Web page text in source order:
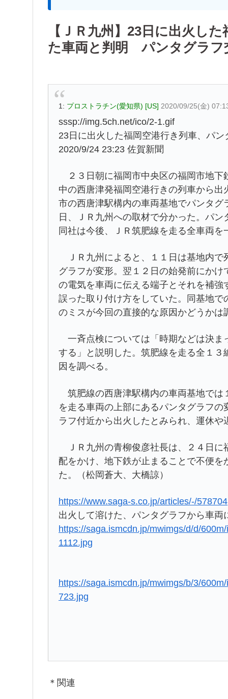
【ＪＲ九州】23日に出火し
た車両と判明 パンタグラフ
1: プロストラチン(愛知県) [US] 2020/09/25(金)
sssp://img.5ch.net/ico/2-1.gif
23日に出火した福岡空港行き列車、パ
2020/9/24 23:23 佐賀新聞
２３日朝に福岡市中央区の福岡市地下
中の西唐津発福岡空港行きの列車から
市の西唐津駅構内の車両基地でパンタ
日、ＪＲ九州への取材で分かった。パ
同社は今後、ＪＲ筑肥線を走る全車両を
ＪＲ九州によると、１１日は基地内で
グラフが変形。翌１２日の始発前にか
の電気を車両に伝える端子とそれを補
誤った取り付け方をしていた。同基地
のミスが今回の直接的な原因かどうかは
一斉点検については「時期などは決ま
する」と説明した。筑肥線を走る全１
因を調べる。
筑肥線の西唐津駅構内の車両基地では
を走る車両の上部にあるパンタグラフ
ラフ付近から出火したとみられ、運休
ＪＲ九州の青柳俊彦社長は、２４日に
配をかけ、地下鉄が止まることで不便
た。（松岡蒼大、大橋諒）
https://www.saga-s.co.jp/articles/-/578704
出火して溶けた、パンタグラフから車両
https://saga.ismcdn.jp/mwimgs/d/d/
1112.jpg
https://saga.ismcdn.jp/mwimgs/b/3/
723.jpg
＊関連